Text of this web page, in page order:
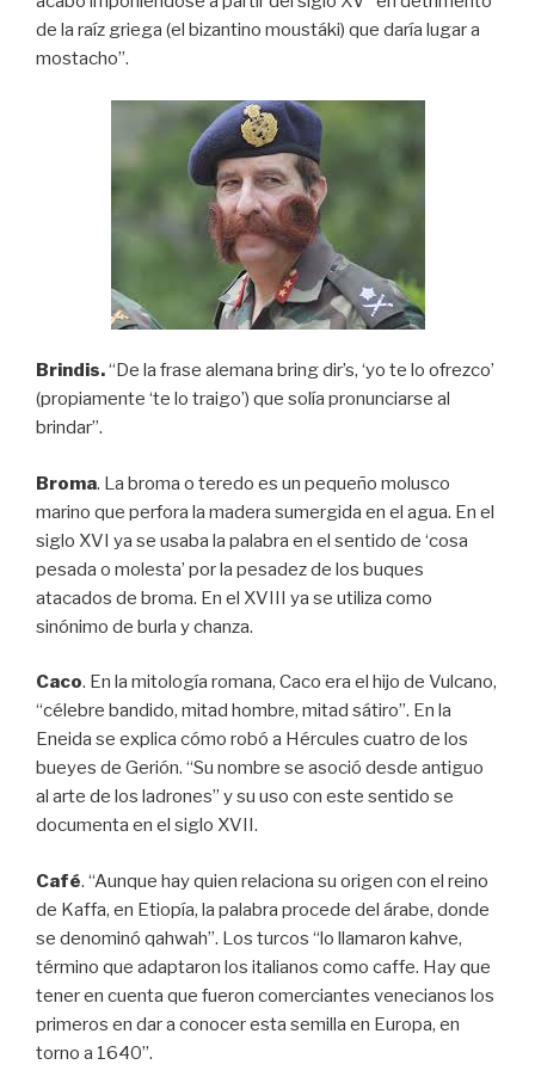
de la raíz griega (el bizantino moustáki) que daría lugar a
mostacho”.
Brindis.“De la frase alemana bring dir’s, ‘yo te lo ofrezco’
(propiamente ‘te lo traigo’) que solía pronunciarse al
brindar”.
Broma. La broma o teredo es un pequeño molusco
marino que perfora la madera sumergida en el agua. En el
siglo XVI ya se usaba la palabra en el sentido de ‘cosa
pesada o molesta’ por la pesadez de los buques
atacados de broma. En el XVIII ya se utiliza como
sinónimo de burla y chanza.
Caco. En la mitología romana, Caco era el hijo de Vulcano,
“célebre bandido, mitad hombre, mitad sátiro”. En la
Eneida se explica cómo robó a Hércules cuatro de los
bueyes de Gerión. “Su nombre se asoció desde antiguo
al arte de los ladrones” y su uso con este sentido se
documenta en el siglo XVII.
Café. “Aunque hay quien relaciona su origen con el reino
de Kaffa, en Etiopía, la palabra procede del árabe, donde
se denominó qahwah”. Los turcos “lo llamaron kahve,
término que adaptaron los italianos como caffe. Hay que
tener en cuenta que fueron comerciantes venecianos los
primeros en dar a conocer esta semilla en Europa, en
torno a 1640”.